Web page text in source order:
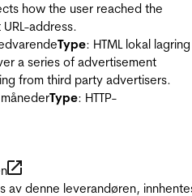
how the user reached the
address.
Type: HTML lokal lagring
a series of advertisement
from third party advertisers.
Type: HTTP-
av denne leverandøren,